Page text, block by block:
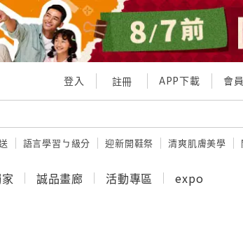
登入 註冊 APP下載 會
語言學習ㄅ級分 迎新開鞋祭 清爽肌膚美學
誠品畫廊 活動專區 expo